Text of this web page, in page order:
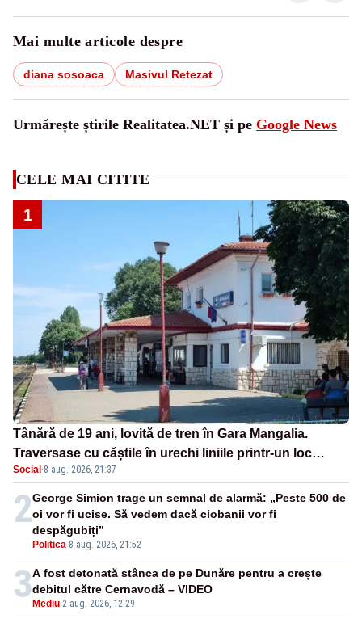
Mai multe articole despre
diana sosoaca Masivul Retezat
Urmărește știrile Realitatea.NET și pe Google News
CELE MAI CITITE
1
Tânără de 19 ani, lovită de tren în Gara Mangalia.
Traversase cu căștile în urechi liniile printr-un loc
nepermis
Social ·8 aug. 2026, 21:37
2
Politica-8 aug. 2026, 21:52
George Simion trage un semnal de alarmă: „Peste 500 de
oi vor fi ucise. Să vedem dacă ciobanii vor fi
despăgubiți”
3 Mediu-2 aug. 2026, 12:29
A fost detonată stânca de pe Dunăre pentru a crește
debitul către Cernavodă – VIDEO